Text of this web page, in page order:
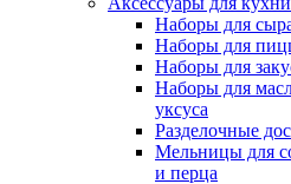
Наборы для
Наборы для
Наборы для
Наборы для
уксуса
Разделочные
Мельницы для
и перца